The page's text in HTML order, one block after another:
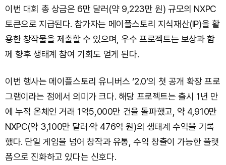
이번 대회 총 상금은 6만 달러(약 9,223만 원) 규모의 NXPC
토큰으로 지급된다. 참가자는 메이플스토리 지식재산(IP)을 활
용한 창작물을 제출할 수 있으며, 우수 프로젝트는 보상과 함
께 향후 생태계 참여 기회도 얻게 된다.
이번 행사는 메이플스토리 유니버스 ‘2.0’의 첫 공개 확장 프로
그램이라는 점에서 의미가 크다. 해당 프로젝트는 출시 1년 만
에 누적 온체인 거래 1억5,000만 건을 돌파했고, 약 4,910만
NXPC(약 3,100만 달러·약 476억 원)의 생태계 수익을 기록
했다. 단일 게임을 넘어 창작과 유통, 수익 창출이 가능한 플랫
폼으로 진화하고 있다는 신호다.